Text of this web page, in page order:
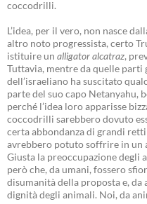
coccodrilli.
L’idea, per il vero, non nasce
altro noto progressista, certo
istituire un alligator alcatraz,
Tuttavia, mentre da quelle
dell’israeliano ha suscitato
parte del suo capo Netanyahu,
perché l’idea loro apparisse
coccodrilli sarebbero dovuto
certa abbondanza di grandi
avrebbero potuto soffrire in un
Giusta la preoccupazione degli
però che, da umani, fossero
disumanità della proposta e,
dignità degli animali. Noi, da